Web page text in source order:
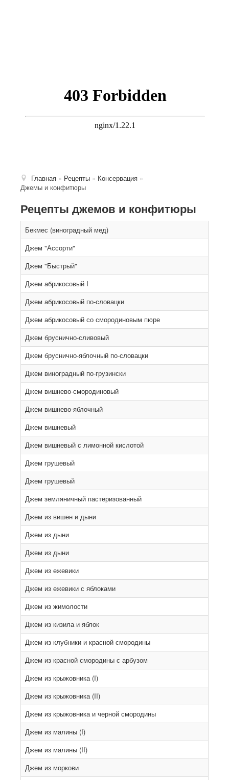
Главная » Рецепты » Консервация »
Джемы и конфитюры
Рецепты джемов и конфитюры
Бекмес (виноградный мед)
Джем "Ассорти"
Джем "Быстрый"
Джем абрикосовый I
Джем абрикосовый по-словацки
Джем абрикосовый со смородиновым пюре
Джем бруснично-сливовый
Джем бруснично-яблочный по-словацки
Джем виноградный по-грузински
Джем вишнево-смородиновый
Джем вишнево-яблочный
Джем вишневый
Джем вишневый с лимонной кислотой
Джем грушевый
Джем грушевый
Джем земляничный пастеризованный
Джем из вишен и дыни
Джем из дыни
Джем из дыни
Джем из ежевики
Джем из ежевики с яблоками
Джем из жимолости
Джем из кизила и яблок
Джем из клубники и красной смородины
Джем из красной смородины с арбузом
Джем из крыжовника (I)
Джем из крыжовника (II)
Джем из крыжовника и черной смородины
Джем из малины (I)
Джем из малины (II)
Джем из моркови